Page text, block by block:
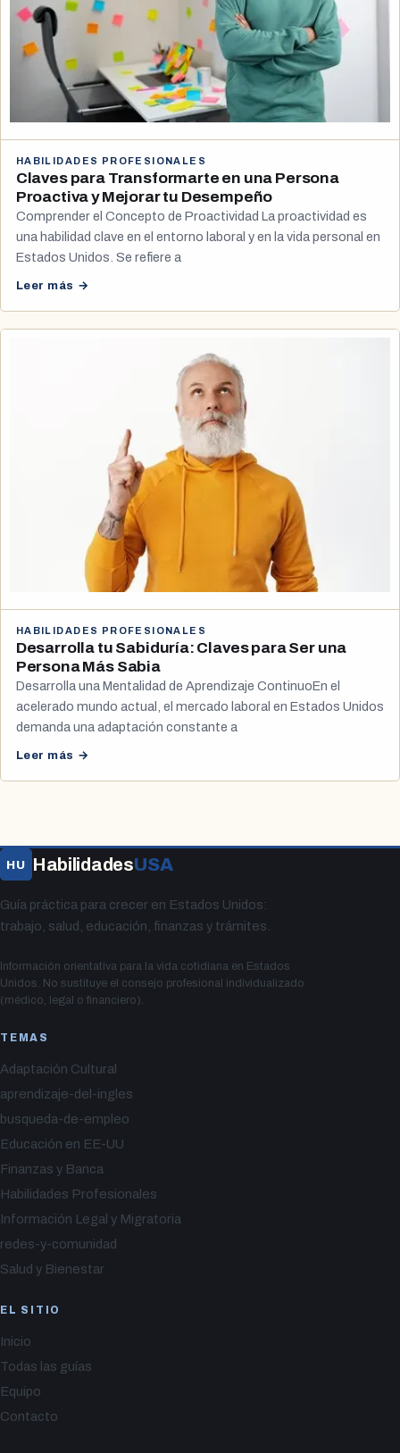
HABILIDADES PROFESIONALES
Claves para Transformarte en una Persona
Proactiva y Mejorar tu Desempeño
Comprender el Concepto de Proactividad La proactividad es
una habilidad clave en el entorno laboral y en la vida personal en
Estados Unidos. Se refiere a
Leer más →
HABILIDADES PROFESIONALES
Desarrolla tu Sabiduría: Claves para Ser una
Persona Más Sabia
Desarrolla una Mentalidad de Aprendizaje ContinuoEn el
acelerado mundo actual, el mercado laboral en Estados Unidos
demanda una adaptación constante a
Leer más →
HU HabilidadesUSA
Guía práctica para crecer en Estados Unidos:
trabajo, salud, educación, finanzas y trámites.
Información orientativa para la vida cotidiana en Estados
Unidos. No sustituye el consejo profesional individualizado
(médico, legal o financiero).
TEMAS
Adaptación Cultural
aprendizaje-del-ingles
busqueda-de-empleo
Educación en EE-UU
Finanzas y Banca
Habilidades Profesionales
Información Legal y Migratoria
redes-y-comunidad
Salud y Bienestar
EL SITIO
Inicio
Todas las guías
Equipo
Contacto